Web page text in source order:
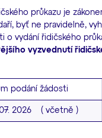
průkazu je
byť ne pravidelně,
o vydání řidičského
vyzvednutí
podání žádosti
2026 ( včetně )